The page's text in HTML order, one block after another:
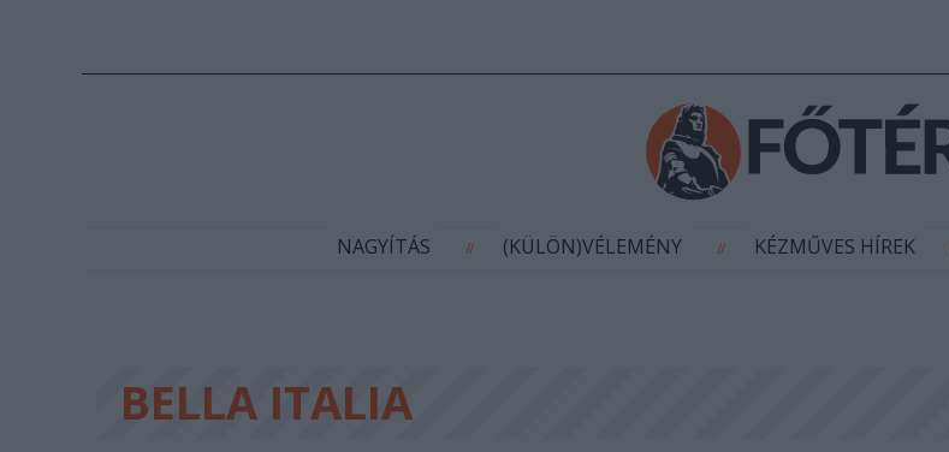
NAGYÍTÁS // (KÜLÖN)VÉLEMÉNY // KÉZMŰVES HÍREK
BELLA ITALIA